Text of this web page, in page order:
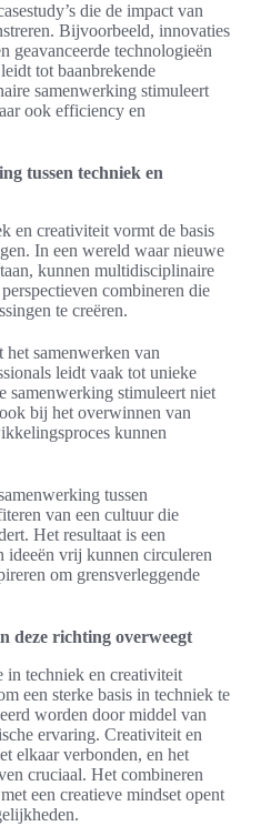
die de impact van
Bijvoorbeeld, innovaties
geavanceerde technologieën
tot baanbrekende
samenwerking stimuleert
ook efficiency en
tussen techniek en
en creativiteit vormt de basis
In een wereld waar nieuwe
kunnen multidisciplinaire
combineren die
te creëren.
samenwerken van
leidt vaak tot unieke
samenwerking stimuleert niet
bij het overwinnen van
kunnen
tussen
van een cultuur die
Het resultaat is een
ideeën vrij kunnen circuleren
om grensverleggende
deze richting overweegt
in techniek en creativiteit
een sterke basis in techniek te
worden door middel van
ervaring. Creativiteit en
elkaar verbonden, en het
cruciaal. Het combineren
een creatieve mindset opent